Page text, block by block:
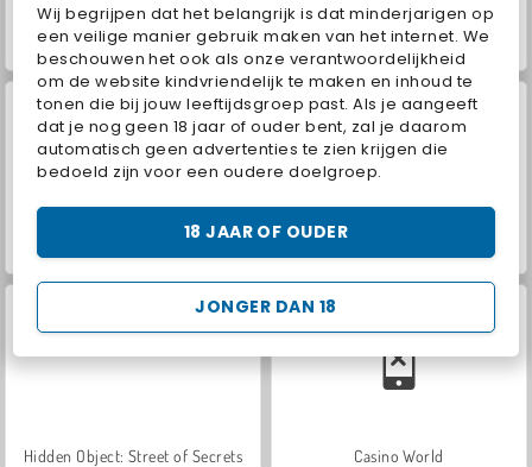
Wij begrijpen dat het belangrijk is dat minderjarigen op
een veilige manier gebruik maken van het internet. We
beschouwen het ook als onze verantwoordelijkheid
om de website kindvriendelijk te maken en inhoud te
tonen die bij jouw leeftijdsgroep past. Als je aangeeft
dat je nog geen 18 jaar of ouder bent, zal je daarom
automatisch geen advertenties te zien krijgen die
bedoeld zijn voor een oudere doelgroep.
JONGER DAN 18
18 JAAR OF OUDER
Wieltje 3 Wieltje 4: tijdreis
Hidden Object: Street of Secrets Casino World